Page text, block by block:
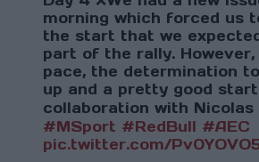
morning which forced us
the start that we
part of the rally. However,
pace, the determination
up and a pretty good
collaboration with Nicolas
#MSport #RedBull #AEC
pic.twitter.com/